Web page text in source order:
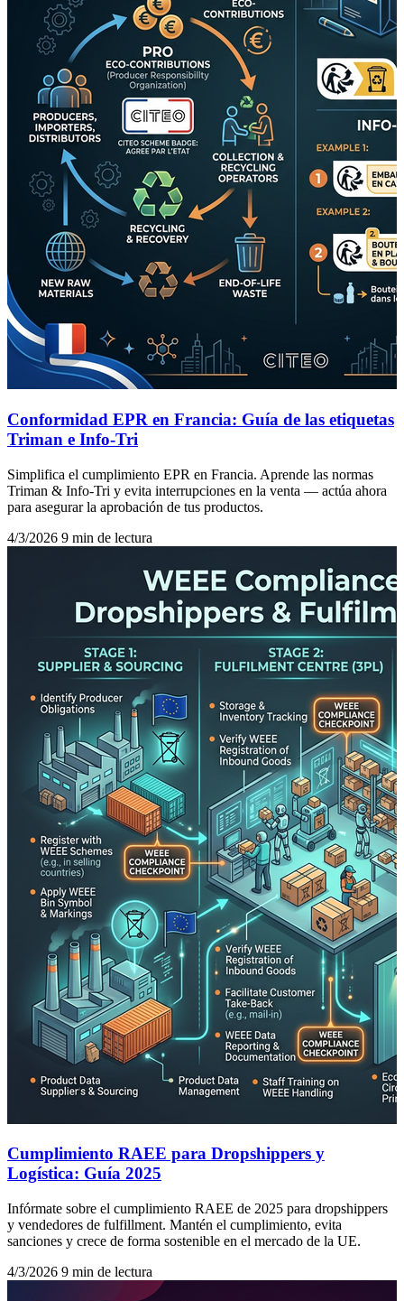
Conformidad EPR en Francia: Guía de las etiquetas
Triman e Info-Tri
Simplifica el cumplimiento EPR en Francia. Aprende las normas
Triman & Info-Tri y evita interrupciones en la venta — actúa ahora
para asegurar la aprobación de tus productos.
4/3/2026 9 min de lectura
Cumplimiento RAEE para Dropshippers y
Logística: Guía 2025
Infórmate sobre el cumplimiento RAEE de 2025 para dropshippers
y vendedores de fulfillment. Mantén el cumplimiento, evita
sanciones y crece de forma sostenible en el mercado de la UE.
4/3/2026 9 min de lectura